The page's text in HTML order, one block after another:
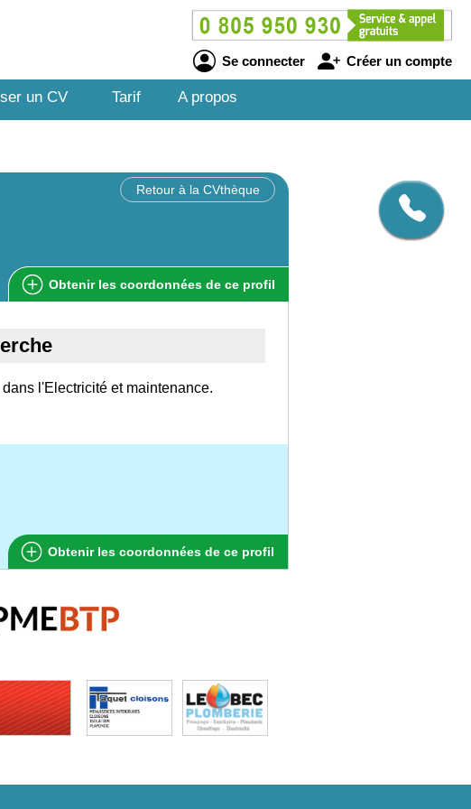
Se connecter Créer un compte
un CV Tarif A propos
Retour à la CVthèque
Obtenir les coordonnées de ce profil
l'Electricité et maintenance.
Obtenir les coordonnées de ce profil